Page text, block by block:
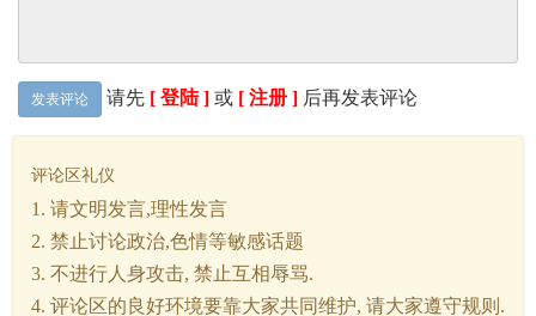
发表评论 请先 [ 登陆 ] 或 [ 注册 ] 后再发表评论
评论区礼仪
1. 请文明发言,理性发言
2. 禁止讨论政治,色情等敏感话题
3. 不进行人身攻击, 禁止互相辱骂.
4. 评论区的良好环境要靠大家共同维护, 请大家遵守规则.